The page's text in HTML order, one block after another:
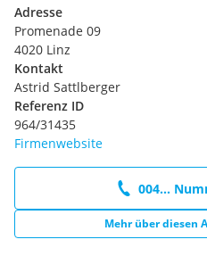
Adresse
Promenade 09
4020 Linz
Kontakt
Astrid Sattlberger
Referenz ID
964/31435
Firmenwebsite
004...
Mehr über diesen